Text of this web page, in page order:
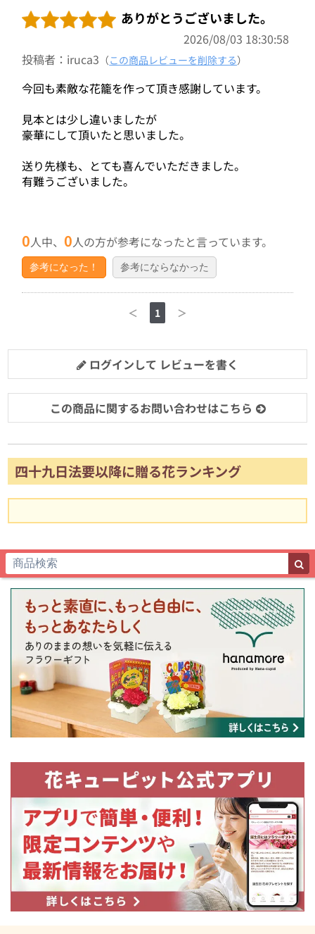
ありがとうございました。
2026/08/03 18:30:58
投稿者：iruca3 （この商品レビューを削除する）
今回も素敵な花籠を作って頂き感謝しています。
見本とは少し違いましたが
豪華にして頂いたと思いました。
送り先様も、とても喜んでいただきました。
有難うございました。
0人中、0人の方が参考になったと言っています。
参考になった！ 参考にならなかった
＜ 1 ＞
ログインして レビューを書く
この商品に関するお問い合わせはこちら
四十九日法要以降に贈る花ランキング